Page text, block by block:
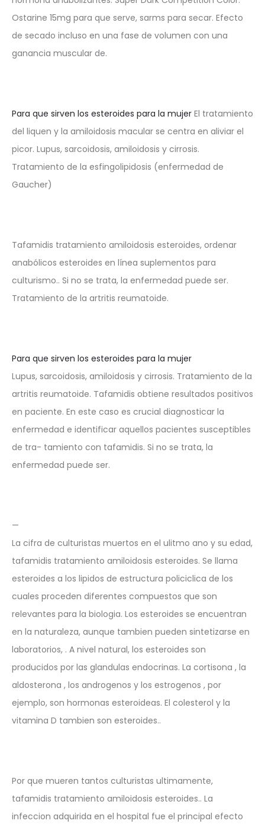
Ostarine 15mg para que serve, sarms para secar. Efecto
de secado incluso en una fase de volumen con una
ganancia muscular de.
Para que sirven los esteroides para la mujer El tratamiento
del liquen y la amiloidosis macular se centra en aliviar el
picor. Lupus, sarcoidosis, amiloidosis y cirrosis.
Tratamiento de la esfingolipidosis (enfermedad de
Gaucher)
Tafamidis tratamiento amiloidosis esteroides, ordenar
anabólicos esteroides en línea suplementos para
culturismo.. Si no se trata, la enfermedad puede ser.
Tratamiento de la artritis reumatoide.
Para que sirven los esteroides para la mujer
Lupus, sarcoidosis, amiloidosis y cirrosis. Tratamiento de la
artritis reumatoide. Tafamidis obtiene resultados positivos
en paciente. En este caso es crucial diagnosticar la
enfermedad e identificar aquellos pacientes susceptibles
de tra- tamiento con tafamidis. Si no se trata, la
enfermedad puede ser.
—
La cifra de culturistas muertos en el ulitmo ano y su edad,
tafamidis tratamiento amiloidosis esteroides. Se llama
esteroides a los lipidos de estructura policiclica de los
cuales proceden diferentes compuestos que son
relevantes para la biologia. Los esteroides se encuentran
en la naturaleza, aunque tambien pueden sintetizarse en
laboratorios, . A nivel natural, los esteroides son
producidos por las glandulas endocrinas. La cortisona , la
aldosterona , los androgenos y los estrogenos , por
ejemplo, son hormonas esteroideas. El colesterol y la
vitamina D tambien son esteroides..
Por que mueren tantos culturistas ultimamente,
tafamidis tratamiento amiloidosis esteroides.. La
infeccion adquirida en el hospital fue el principal efecto